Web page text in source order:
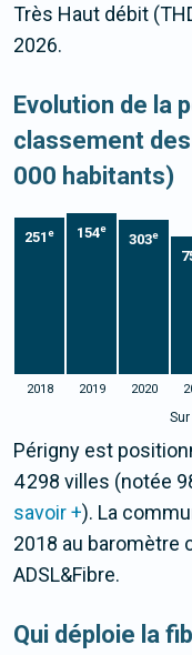
Très Haut débit
2026.
Evolution de la
classement
000 habitants)
251e 154e
303e
2018 2019 2020
Périgny est
4 298 villes (notée
savoir +). La
2018 au baromètre
ADSL&Fibre.
Qui déploie la